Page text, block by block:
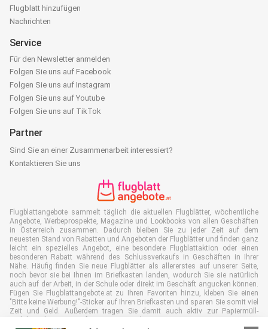
Flugblatt hinzufügen
Nachrichten
Service
Für den Newsletter anmelden
Folgen Sie uns auf Facebook
Folgen Sie uns auf Instagram
Folgen Sie uns auf Youtube
Folgen Sie uns auf TikTok
Partner
Sind Sie an einer Zusammenarbeit interessiert?
Kontaktieren Sie uns
Flugblattangebote sammelt täglich die aktuellen Flugblätter, wöchentliche
Angebote, Werbeprospekte, Magazine und Lookbooks von allen Geschäften
in Österreich zusammen. Dadurch bleiben Sie zu jeder Zeit auf dem
neuesten Stand von Rabatten und Angeboten der Flugblätter und finden ganz
leicht ein spezielles Angebot, eine besondere Flugblattaktion oder einen
besonderen Rabatt während des Schlussverkaufs in Geschäften in Ihrer
Nähe. Häufig finden Sie neue Flugblätter als allererstes auf unserer Seite,
noch bevor sie bei Ihnen im Briefkasten landen, wodurch Sie sie natürlich
auch auf der Arbeit, in der Schule oder direkt im Geschäft angucken können.
Fügen Sie Flugblattangebote.at zu Ihren Favoriten hinzu, kleben Sie einen
"Bitte keine Werbung!"-Sticker auf Ihren Briefkasten und sparen Sie somit viel
Zeit und Geld. Außerdem tragen Sie damit auch aktiv zur Papiermüll-
Reduktion bei, was gut für unsere Umwelt ist.